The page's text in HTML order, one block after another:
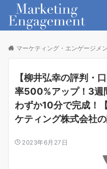
マーケティング・エンゲージメ
【柳井弘幸の評判・
率500%アップ！3週
わずか10分で完成！
ケティング株式会社の
2023年6月27日